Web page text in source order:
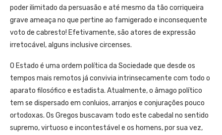
poder ilimitado da persuasão e até mesmo da tão corriqueira
grave ameaça no que pertine ao famigerado e inconsequente
voto de cabresto! Efetivamente, são atores de expressão
irretocável, alguns inclusive circenses.
O Estado é uma ordem política da Sociedade que desde os
tempos mais remotos já convivia intrinsecamente com todo o
aparato filosófico e estadista. Atualmente, o âmago político
tem se dispersado em conluios, arranjos e conjurações pouco
ortodoxas. Os Gregos buscavam todo este cabedal no sentido
supremo, virtuoso e incontestável e os homens, por sua vez,